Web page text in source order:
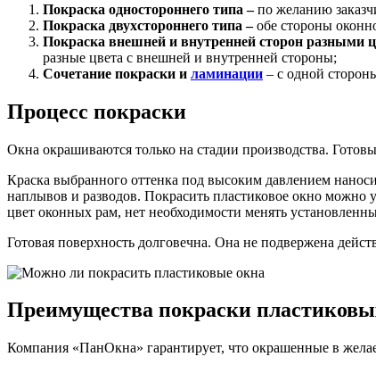
Покраска одностороннего типа –по желанию
Покраска двухстороннего типа –обе стороны
Покраска внешней и внутренней сторон разными
разные цвета с внешней и внутренней стороны;
Сочетание покраски и ламинации – с одной
Процесс покраски
Окна окрашиваются только на стадии производства.
Краска выбранного оттенка под высоким давлением
наплывов и разводов. Покрасить пластиковое окно можно
цвет оконных рам, нет необходимости менять
Готовая поверхность долговечна. Она не подвержена
Преимущества покраски
Компания «ПанОкна» гарантирует, что окрашенные в